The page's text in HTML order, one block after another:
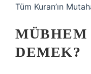
Tüm Kuran’ın
MÜBHEM
DEMEK?